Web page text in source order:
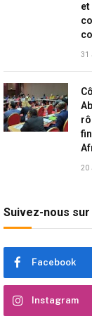
et
31
20
Suivez-nous
Facebook
Instagram